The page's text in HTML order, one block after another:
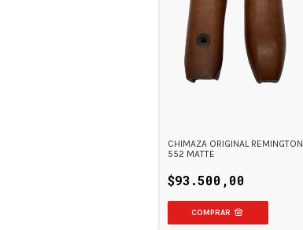
CHIMAZA ORIGINAL REMINGTON
552 MATTE
$93.500,00